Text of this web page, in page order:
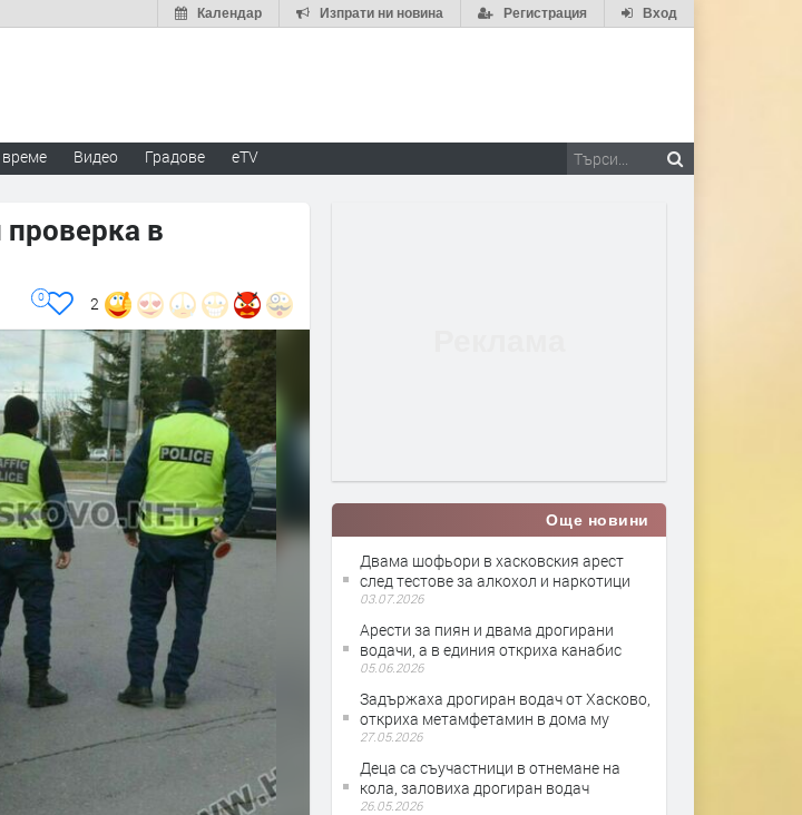
Вход
Регистрация
Изпрати ни новина
Календар
Видео Градове eTV
в
2
0
Още новини
Двама шофьори в хасковския арест
след тестове за алкохол и наркотици
03.07.2026
Арести за пиян и двама дрогирани
водачи, а в единия откриха канабис
05.06.2026
Задържаха дрогиран водач от Хасково,
откриха метамфетамин в дома му
27.05.2026
Деца са съучастници в отнемане на
кола, заловиха дрогиран водач
26.05.2026